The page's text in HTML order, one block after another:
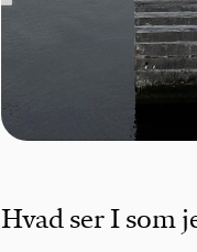
Hvad ser I som